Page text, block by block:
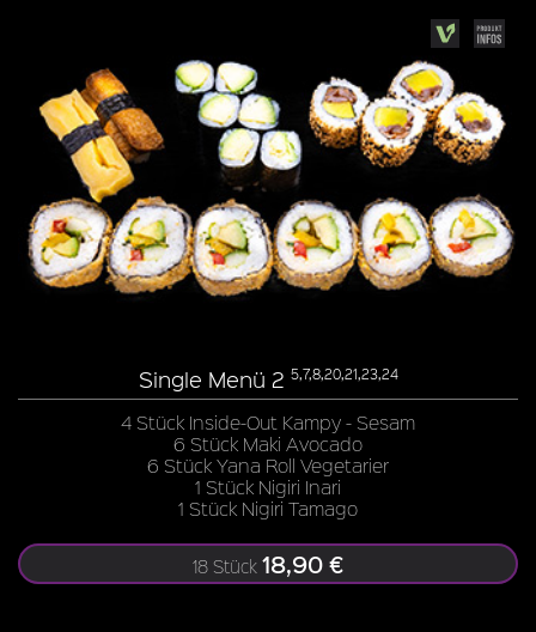
Single Menü 2 5,7,8,20,21,23,24
4 Stück Inside-Out Kampy - Sesam
6 Stück Maki Avocado
6 Stück Yana Roll Vegetarier
1 Stück Nigiri Inari
1 Stück Nigiri Tamago
18 Stück 18,90 €